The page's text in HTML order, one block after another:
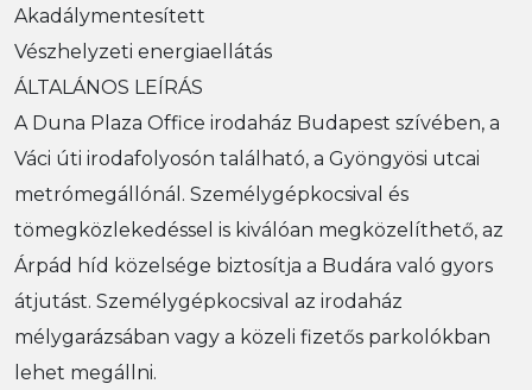
Akadálymentesített
Vészhelyzeti energiaellátás
ÁLTALÁNOS LEÍRÁS
A Duna Plaza Office irodaház Budapest szívében, a
Váci úti irodafolyosón található, a Gyöngyösi utcai
metrómegállónál. Személygépkocsival és
tömegközlekedéssel is kiválóan megközelíthető, az
Árpád híd közelsége biztosítja a Budára való gyors
átjutást. Személygépkocsival az irodaház
mélygarázsában vagy a közeli fizetős parkolókban
lehet megállni.